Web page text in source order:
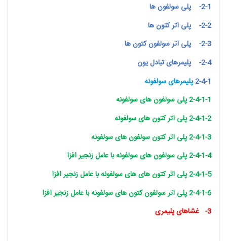
2-1-
پلی سولفون ها
2-2-
پلی اتر کتون ها
2-3-
پلی اتر سولفون کتون ها
2-4-
پلیمرهای تبادل یون
2-4-1پلیمرهای سولفونه
2-4-1-1 پلی سولفون های سولفونه
2-4-1-2 پلی اتر کتون های سولفونه
2-4-1-3 پلی اتر کتون سولفون های سولفونه
2-4-1-4 پلی سولفون های سولفونه با عامل زنجیر افزا
2-4-1-5 پلی اتر کتون های های سولفونه با عامل زنجیر افزا
2-4-1-6 پلی اتر سولفون کتون های سولفونه با عامل زنجیر افزا
3-
غشاهای پلیمری